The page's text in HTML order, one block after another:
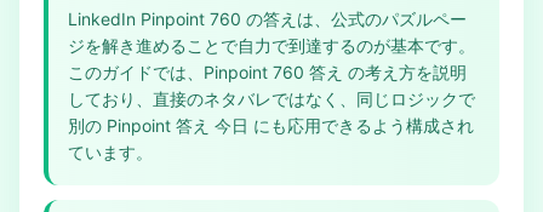
LinkedIn Pinpoint 760 の答えは、公式のパズルペー
ジを解き進めることで自力で到達するのが基本です。
このガイドでは、Pinpoint 760 答え の考え方を説明
しており、直接のネタバレではなく、同じロジックで
別の Pinpoint 答え 今日 にも応用できるよう構成され
ています。